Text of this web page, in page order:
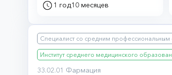
1 год10 месяцев
Специалист со средним
Институт среднего медицинского
33.02.01 Фармация